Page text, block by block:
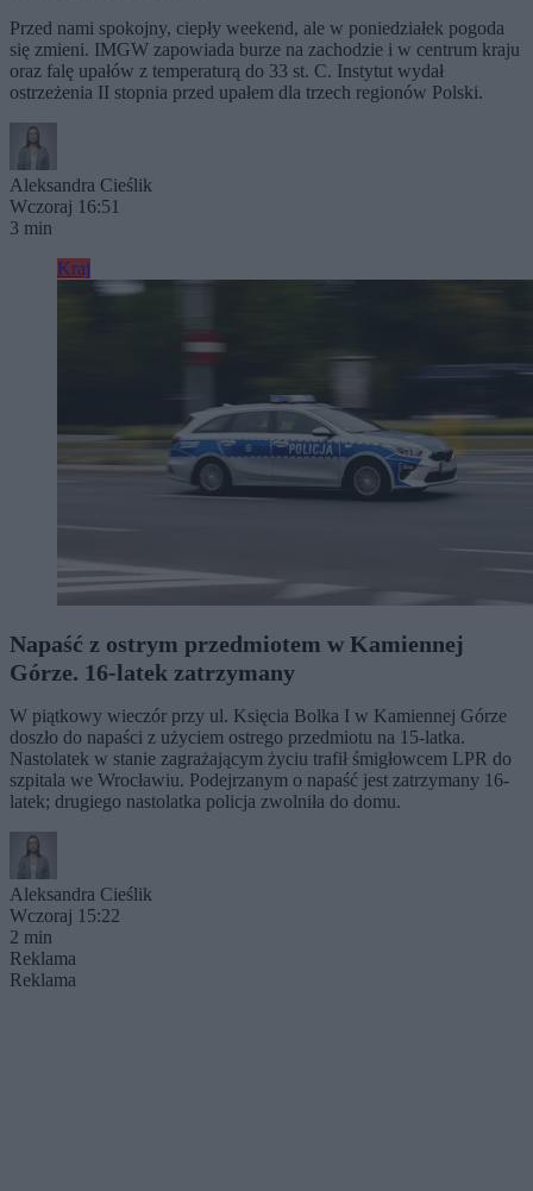
Przed nami spokojny, ciepły weekend, ale w poniedziałek pogoda
się zmieni. IMGW zapowiada burze na zachodzie i w centrum kraju
oraz falę upałów z temperaturą do 33 st. C. Instytut wydał
ostrzeżenia II stopnia przed upałem dla trzech regionów Polski.
Aleksandra Cieślik
Wczoraj 16:51
3 min
Kraj
Napaść z ostrym przedmiotem w Kamiennej
Górze. 16-latek zatrzymany
W piątkowy wieczór przy ul. Księcia Bolka I w Kamiennej Górze
doszło do napaści z użyciem ostrego przedmiotu na 15-latka.
Nastolatek w stanie zagrażającym życiu trafił śmigłowcem LPR do
szpitala we Wrocławiu. Podejrzanym o napaść jest zatrzymany 16-
latek; drugiego nastolatka policja zwolniła do domu.
Aleksandra Cieślik
Wczoraj 15:22
2 min
Reklama
Reklama